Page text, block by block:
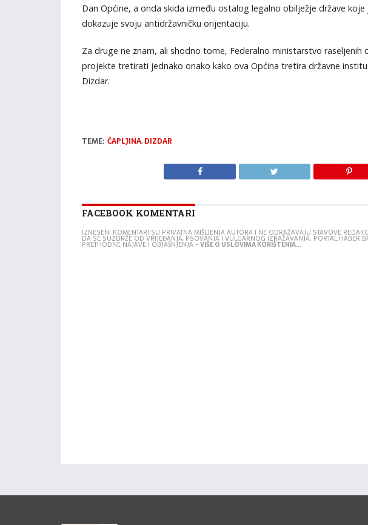
Dan Općine, a onda skida između ostalog legalno obilježje države
dokazuje svoju antidržavničku orijentaciju.
Za druge ne znam, ali shodno tome, Federalno ministarstvo raseljenih
projekte tretirati jednako onako kako ova Općina tretira državne
Dizdar.
TEME: ČAPLJINA, DIZDAR
FACEBOOK KOMENTARI
IZNESENI KOMENTARI SU PRIVATNA MIŠLJENJA AUTORA I NE ODRAŽAVAJU STAVOVE
DA SE SUZDRŽE OD VRIJEĐANJA, PSOVANJA I VULGARNOG IZRAŽAVANJA. PORTAL
PRETHODNE NAJAVE I OBJAŠNJENJA -VIŠE O USLOVIMA KORIŠTENJA...